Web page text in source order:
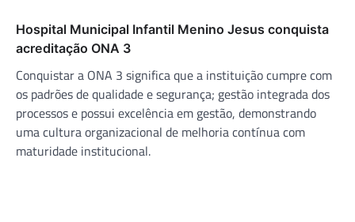
Hospital Municipal Infantil Menino Jesus conquista
acreditação ONA 3
Conquistar a ONA 3 significa que a instituição cumpre com
os padrões de qualidade e segurança; gestão integrada dos
processos e possui excelência em gestão, demonstrando
uma cultura organizacional de melhoria contínua com
maturidade institucional.